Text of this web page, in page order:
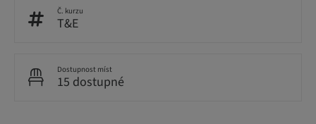
Č. kurzu
T&E
Dostupnost míst
15 dostupné